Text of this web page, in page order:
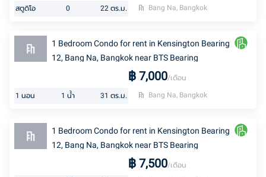
สตูดิโอ 0 22 ตร.ม. Bang Na, Bangkok
1 Bedroom Condo for rent in Kensington Bearing
12, Bang Na, Bangkok near BTS Bearing
฿ 7,000/เดือน
1 นอน 1 น้ำ 31 ตร.ม. Bang Na, Bangkok
1 Bedroom Condo for rent in Kensington Bearing
12, Bang Na, Bangkok near BTS Bearing
฿ 7,500/เดือน